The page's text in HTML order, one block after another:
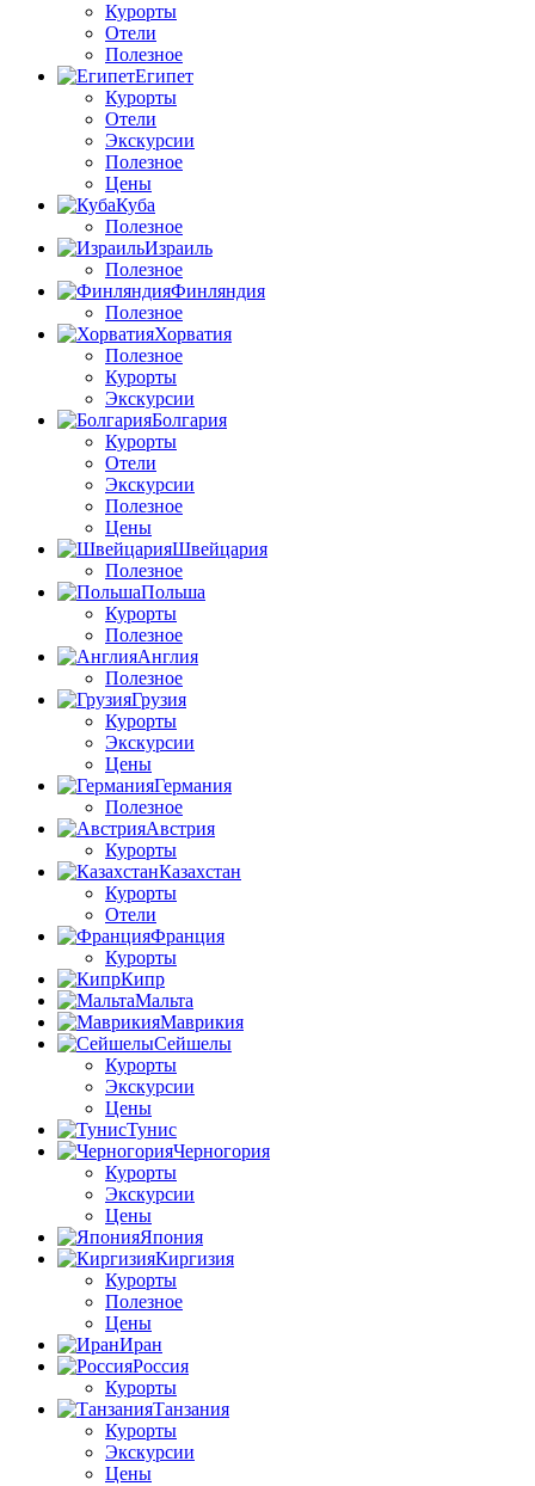
Курорты
Отели
Полезное
Египет
Курорты
Отели
Экскурсии
Полезное
Цены
Куба
Полезное
Израиль
Полезное
Финляндия
Полезное
Хорватия
Полезное
Курорты
Экскурсии
Болгария
Курорты
Отели
Экскурсии
Полезное
Цены
Швейцария
Полезное
Польша
Курорты
Полезное
Англия
Полезное
Грузия
Курорты
Экскурсии
Цены
Германия
Полезное
Австрия
Курорты
Казахстан
Курорты
Отели
Франция
Курорты
Кипр
Мальта
Маврикия
Сейшелы
Курорты
Экскурсии
Цены
Тунис
Черногория
Курорты
Экскурсии
Цены
Япония
Киргизия
Курорты
Полезное
Цены
Иран
Россия
Курорты
Танзания
Курорты
Экскурсии
Цены